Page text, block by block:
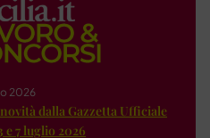
2026
dalla Gazzetta Ufficiale
e 7 luglio 2026